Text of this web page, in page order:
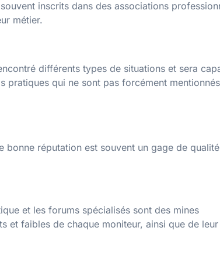
inscrits dans des associations
métier.
différents types de situations et sera
pratiques qui ne sont pas forcément
bonne réputation est souvent un gage de
et les forums spécialisés sont des mines
et faibles de chaque moniteur, ainsi que de